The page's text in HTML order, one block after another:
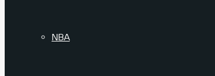
NBA